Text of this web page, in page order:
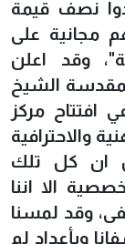
نصف قيمة
مجانية على
وقد اعلن
الشيخ
افتتاح مركز
والاحترافية
ان كل تلك
الا اننا
وقد لمسنا
وبأعداد لم